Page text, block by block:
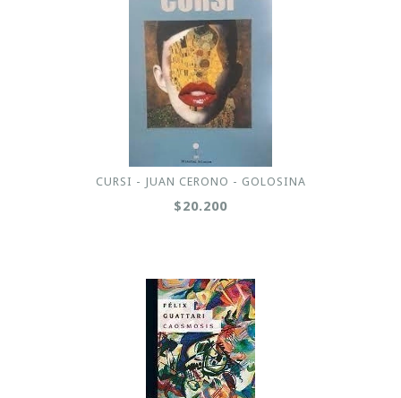
CURSI - JUAN CERONO - GOLOSINA
$20.200